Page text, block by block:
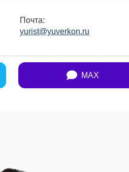
Почта:
yurist@yuverkon.ru
MAX